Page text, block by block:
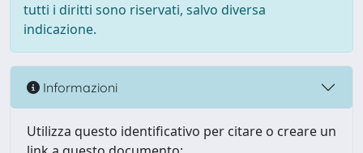
tutti i diritti sono riservati, salvo diversa
indicazione.
Informazioni
Utilizza questo identificativo per citare o creare un